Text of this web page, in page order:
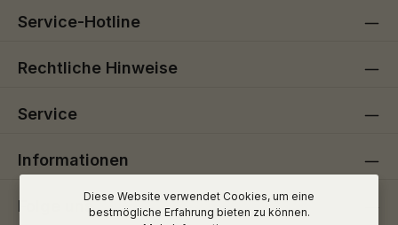
Service-Hotline
Rechtliche Hinweise
Service
Informationen
Folge uns
Diese Website verwendet Cookies, um eine
bestmögliche Erfahrung bieten zu können.